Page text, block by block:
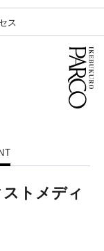
ス
トメディ